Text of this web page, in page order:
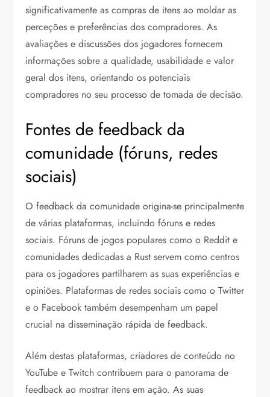
significativamente as compras de itens ao moldar as
perceções e preferências dos compradores. As
avaliações e discussões dos jogadores fornecem
informações sobre a qualidade, usabilidade e valor
geral dos itens, orientando os potenciais
compradores no seu processo de tomada de decisão.
Fontes de feedback da
comunidade (fóruns, redes
sociais)
O feedback da comunidade origina-se principalmente
de várias plataformas, incluindo fóruns e redes
sociais. Fóruns de jogos populares como o Reddit e
comunidades dedicadas a Rust servem como centros
para os jogadores partilharem as suas experiências e
opiniões. Plataformas de redes sociais como o Twitter
e o Facebook também desempenham um papel
crucial na disseminação rápida de feedback.
Além destas plataformas, criadores de conteúdo no
YouTube e Twitch contribuem para o panorama de
feedback ao mostrar itens em ação. As suas